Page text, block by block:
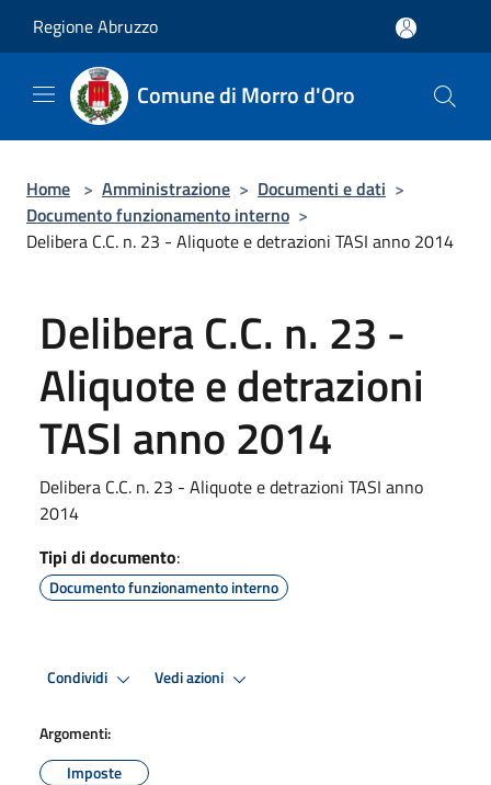
Regione Abruzzo
Comune di Morro d'Oro
Home > Amministrazione > Documenti e dati >
Documento funzionamento interno >
Delibera C.C. n. 23 - Aliquote e detrazioni TASI anno 2014
Delibera C.C. n. 23 -
Aliquote e detrazioni
TASI anno 2014
Delibera C.C. n. 23 - Aliquote e detrazioni TASI anno
2014
Tipi di documento:
Documento funzionamento interno
Condividi Vedi azioni
Argomenti:
Imposte